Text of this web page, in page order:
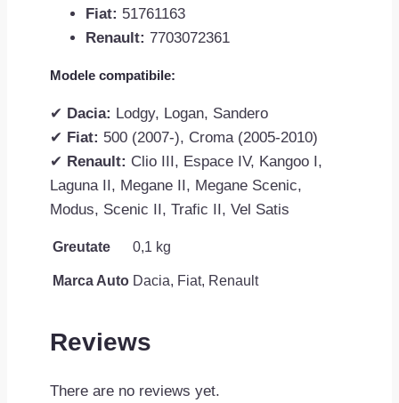
Fiat: 51761163
Renault: 7703072361
Modele compatibile:
✔ Dacia: Lodgy, Logan, Sandero
✔ Fiat: 500 (2007-), Croma (2005-2010)
✔ Renault: Clio III, Espace IV, Kangoo I,
Laguna II, Megane II, Megane Scenic,
Modus, Scenic II, Trafic II, Vel Satis
Greutate 0,1 kg
Marca Auto Dacia, Fiat, Renault
Reviews
There are no reviews yet.